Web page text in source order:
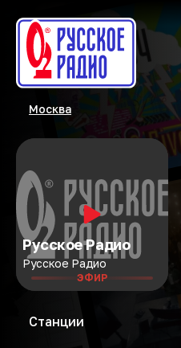
Москва
Русское Радио
Русское Радио
ЭФИР
Станции